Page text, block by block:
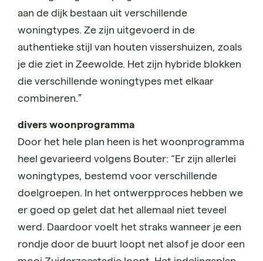
aan de dijk bestaan uit verschillende
woningtypes. Ze zijn uitgevoerd in de
authentieke stijl van houten vissershuizen, zoals
je die ziet in Zeewolde. Het zijn hybride blokken
die verschillende woningtypes met elkaar
combineren.”
divers woonprogramma
Door het hele plan heen is het woonprogramma
heel gevarieerd volgens Bouter: “Er zijn allerlei
woningtypes, bestemd voor verschillende
doelgroepen. In het ontwerpproces hebben we
er goed op gelet dat het allemaal niet teveel
werd. Daardoor voelt het straks wanneer je een
rondje door de buurt loopt net alsof je door een